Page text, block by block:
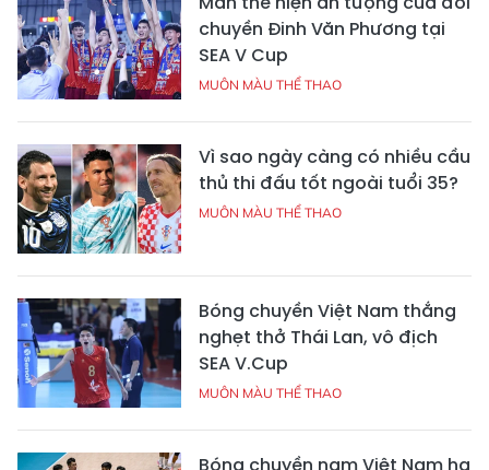
chuyền Đinh Văn Phương tại
SEA V Cup
MUÔN MÀU THỂ THAO
Vì sao ngày càng có nhiều cầu
thủ thi đấu tốt ngoài tuổi 35?
MUÔN MÀU THỂ THAO
Bóng chuyền Việt Nam thắng
nghẹt thở Thái Lan, vô địch
SEA V.Cup
MUÔN MÀU THỂ THAO
Bóng chuyền nam Việt Nam hạ